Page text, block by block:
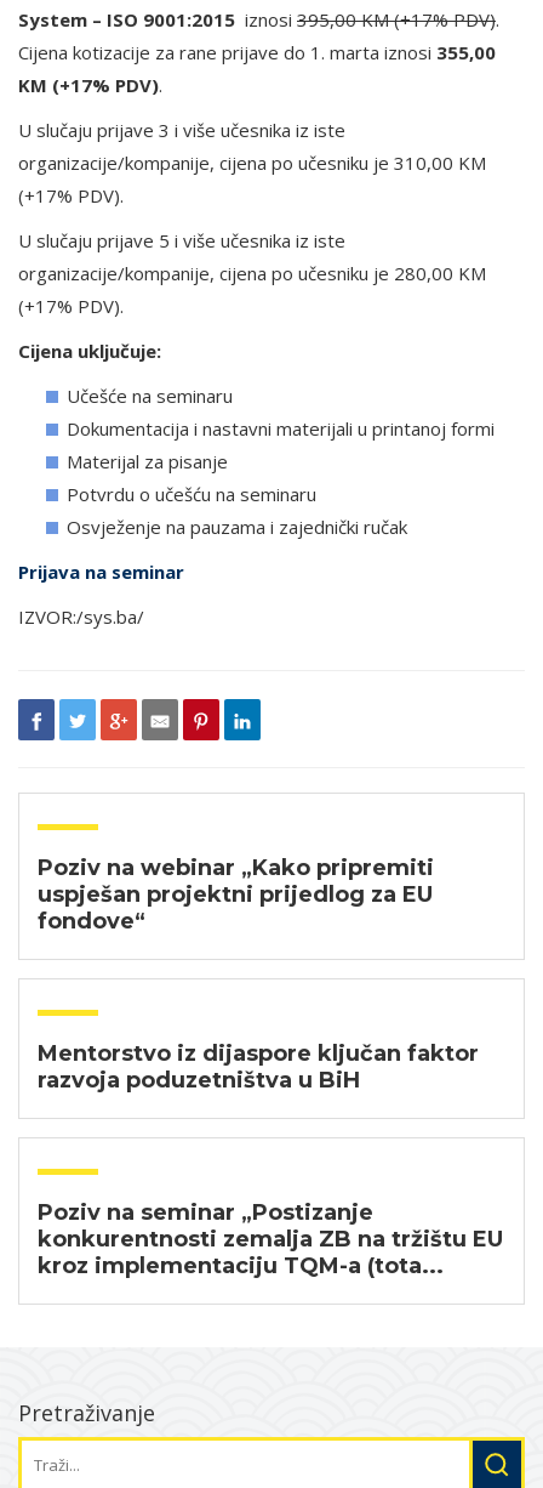
System – ISO 9001:2015 iznosi 395,00 KM (+17% PDV).
Cijena kotizacije za rane prijave do 1. marta iznosi 355,00
KM (+17% PDV).
U slučaju prijave 3 i više učesnika iz iste
organizacije/kompanije, cijena po učesniku je 310,00 KM
(+17% PDV).
U slučaju prijave 5 i više učesnika iz iste
organizacije/kompanije, cijena po učesniku je 280,00 KM
(+17% PDV).
Cijena uključuje:
Učešće na seminaru
Dokumentacija i nastavni materijali u printanoj formi
Materijal za pisanje
Potvrdu o učešću na seminaru
Osvježenje na pauzama i zajednički ručak
Prijava na seminar
IZVOR:/sys.ba/
Poziv na webinar „Kako pripremiti
uspješan projektni prijedlog za EU
fondove“
Mentorstvo iz dijaspore ključan faktor
razvoja poduzetništva u BiH
Poziv na seminar „Postizanje
konkurentnosti zemalja ZB na tržištu EU
kroz implementaciju TQM-a (tota...
Pretraživanje